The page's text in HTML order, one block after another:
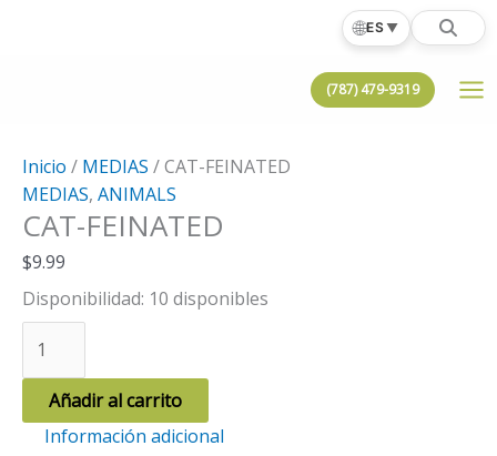
🌐ES▼
(787) 479-9319
Inicio / MEDIAS / CAT-FEINATED
MEDIAS, ANIMALS
CAT-FEINATED
$9.99
Disponibilidad: 10 disponibles
FEINATED
cantidad
Añadir al carrito
Información adicional